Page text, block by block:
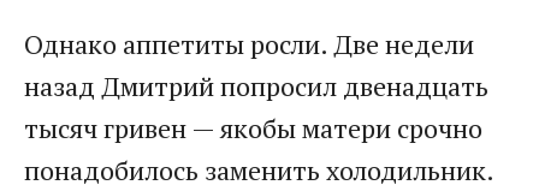
Однако аппетиты росли. Две недели
назад Дмитрий попросил двенадцать
тысяч гривен — якобы матери срочно
понадобилось заменить холодильник.